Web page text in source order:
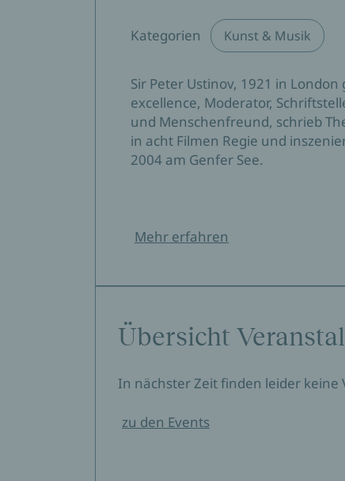
Kategorien Kunst & Musik
Sir Peter Ustinov, 1921 in
excellence, Moderator,
und Menschenfreund, schrieb
in acht Filmen Regie und
2004 am Genfer See.
Mehr erfahren
Übersicht
In nächster Zeit finden leider
zu den Events